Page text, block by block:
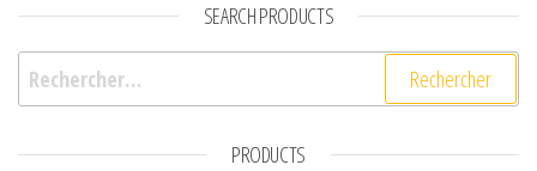
SEARCH PRODUCTS
Rechercher :
PRODUCTS